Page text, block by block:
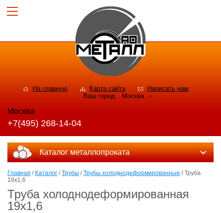
На главную Карта сайта
Написать нам
Ваш город:
Москва
Москва
+7(495) 268-14-04
Каталог металлопроката
Главная / Каталог /Трубы /Трубы холоднодеформированные / Труба
19х1,6
Труба холоднодеформированная
19х1,6